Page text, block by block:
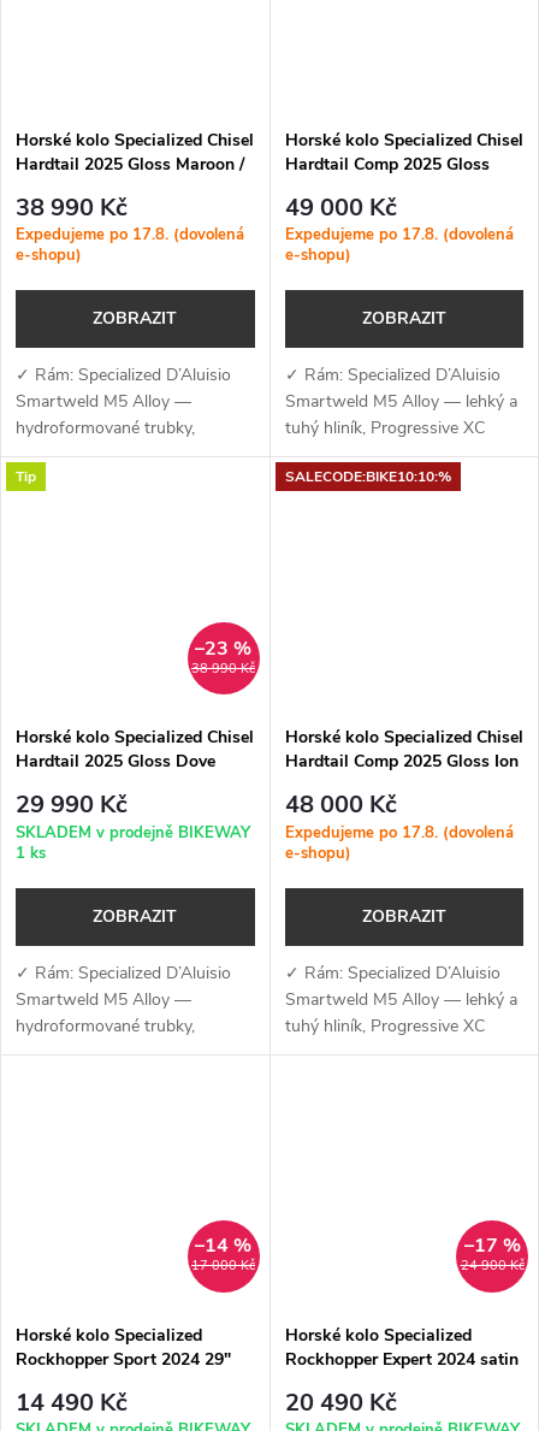
Horské kolo Specialized Chisel
Hardtail 2025 Gloss Maroon /
38 990 Kč
Expedujeme po 17.8. (dovolená
e-shopu)
ZOBRAZIT
✓ Rám: Specialized D’Aluisio
Smartweld M5 Alloy —
hydroformované trubky,
Progressive XC geometrie,
Boost 12×148, vnitřní vedení a
Horské kolo Specialized Chisel
Hardtail Comp 2025 Gloss
49 000 Kč
Expedujeme po 17.8. (dovolená
e-shopu)
ZOBRAZIT
✓ Rám: Specialized D’Aluisio
Smartweld M5 Alloy — lehký a
tuhý hliník, Progressive XC
geometrie, Boost 12×148,
vnitřní vedení, kompatibilní...
Tip
38 990 Kč
–23 %
Horské kolo Specialized Chisel
Hardtail 2025 Gloss Dove
29 990 Kč
SKLADEM v prodejně BIKEWAY
1 ks
ZOBRAZIT
✓ Rám: Specialized D’Aluisio
Smartweld M5 Alloy —
hydroformované trubky,
Progressive XC geometrie,
SALECODE:BIKE10:10:%
Horské kolo Specialized Chisel
Hardtail Comp 2025 Gloss Ion
48 000 Kč
Expedujeme po 17.8. (dovolená
e-shopu)
ZOBRAZIT
✓ Rám: Specialized D’Aluisio
Smartweld M5 Alloy — lehký a
tuhý hliník, Progressive XC
geometrie, Boost 12×148,
17 000 Kč
–14 %
Horské kolo Specialized
Rockhopper Sport 2024 29"
14 490 Kč
24 900 Kč
–17 %
Horské kolo Specialized
Rockhopper Expert 2024 satin
20 490 Kč